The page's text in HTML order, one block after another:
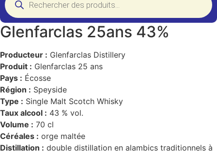
de
produits
Glenfarclas 25ans 43%
Producteur : Glenfarclas Distillery
Produit : Glenfarclas 25 ans
Pays : Écosse
Région : Speyside
Type : Single Malt Scotch Whisky
Taux alcool : 43 % vol.
Volume : 70 cl
Céréales : orge maltée
Distillation : double distillation en alambics traditionnels à